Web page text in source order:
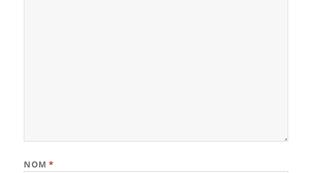
NOM*